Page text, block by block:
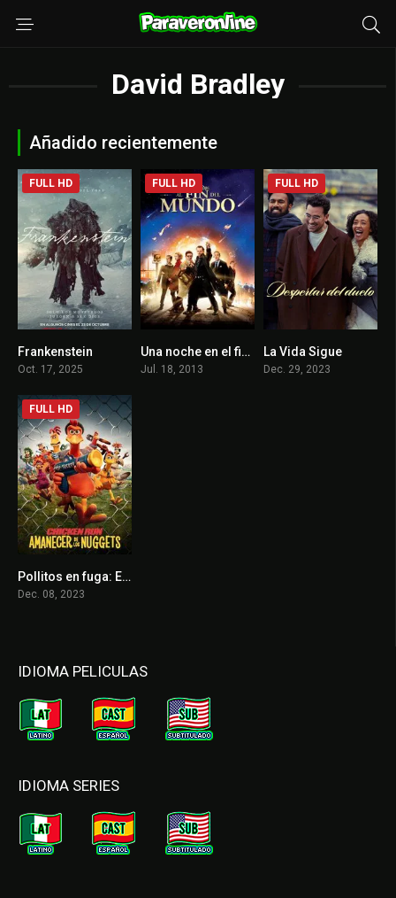
David Bradley
Añadido recientemente
FULL HD
Frankenstein
Oct. 17, 2025
6.9
FULL HD
Una noche en el fin del mundo
Jul. 18, 2013
FULL HD
La Vida Sigue
Dec. 29, 2023
7.4
FULL HD
Pollitos en fuga: El origen de los nuggets
Dec. 08, 2023
IDIOMA PELICULAS
IDIOMA SERIES